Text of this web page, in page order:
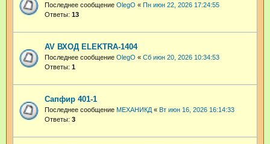
Последнее сообщение OlegO « Пн июн 22, 2026 17:24:55
Ответы: 13
AV ВХОД ELEKTRA-1404
Последнее сообщение OlegO « Сб июн 20, 2026 10:34:53
Ответы: 1
Сапфир 401-1
Последнее сообщение МЕХАНИКД « Вт июн 16, 2026 16:14:33
Ответы: 3